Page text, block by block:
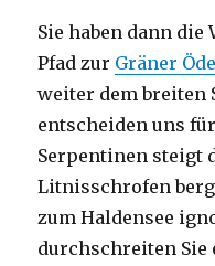
Sie haben dann die
Pfad zur Gräner
weiter dem breiten
entscheiden uns
Serpentinen steigt
Litnisschrofen
zum Haldensee
durchschreiten Sie